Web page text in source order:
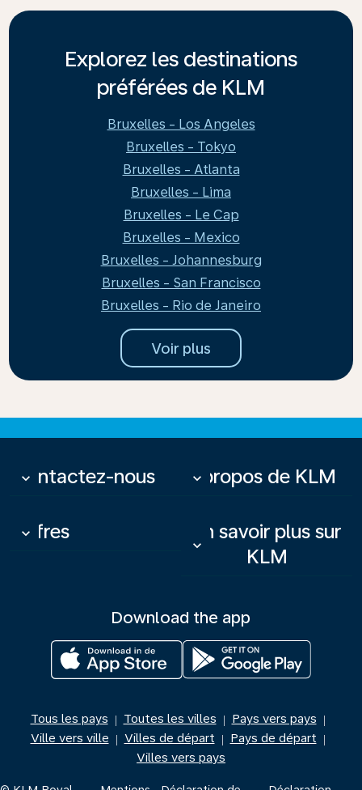
Explorez les destinations
préférées de KLM
Bruxelles - Los Angeles
Bruxelles - Tokyo
Bruxelles - Atlanta
Bruxelles - Lima
Bruxelles - Le Cap
Bruxelles - Mexico
Bruxelles - Johannesburg
Bruxelles - San Francisco
Bruxelles - Rio de Janeiro
Voir plus
Contactez-nous
keyboard_arrow_down À propos de KLM
keyboard_arrow_down
Offres
keyboard_arrow_down
En savoir plus sur
KLM
keyboard_arrow_down
Download the app
Tous les pays | Toutes les villes | Pays vers pays |
Ville vers ville | Villes de départ | Pays de départ |
Villes vers pays